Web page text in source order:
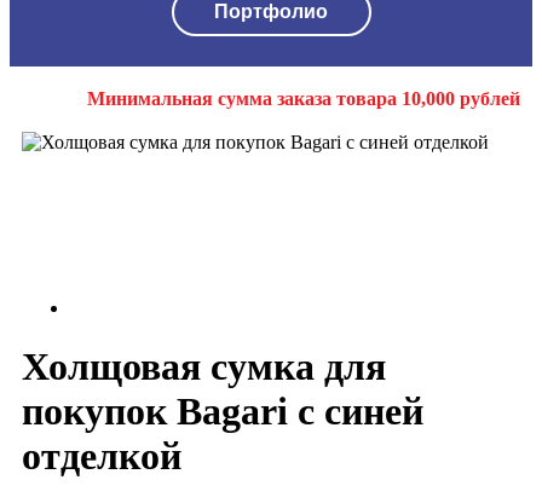
Портфолио
Минимальная сумма заказа товара 10,000 рублей
Холщовая сумка для
покупок Bagari с синей
отделкой